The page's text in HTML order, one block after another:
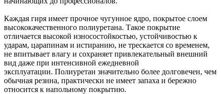
Каждая гиря имеет прочное чугунное ядро, покрытое слоем
высококачественного полиуретана. Такое покрытие
отличается высокой износостойкостью, устойчивостью к
ударам, царапинам и истиранию, не трескается со временем,
не впитывает влагу и сохраняет привлекательный внешний
вид даже при интенсивной ежедневной
эксплуатации. Полиуретан значительно более долговечен, чем
обычная резина, практически не имеет запаха и бережно
относится к напольному покрытию.